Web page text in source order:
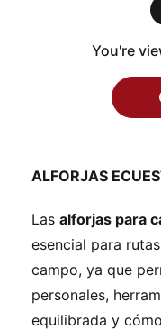
You're
ALFORJAS
Las alforjas para
esencial para
campo, ya que
personales,
equilibrada y